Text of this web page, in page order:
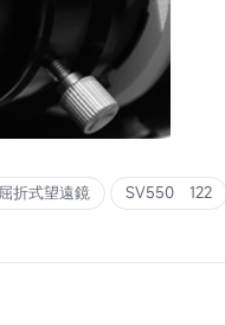
屈折式望遠鏡 SV550 122